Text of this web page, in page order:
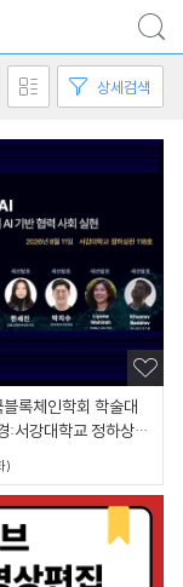
상세검색
록체인학회 학술대
:서강대학교 정하상관
)